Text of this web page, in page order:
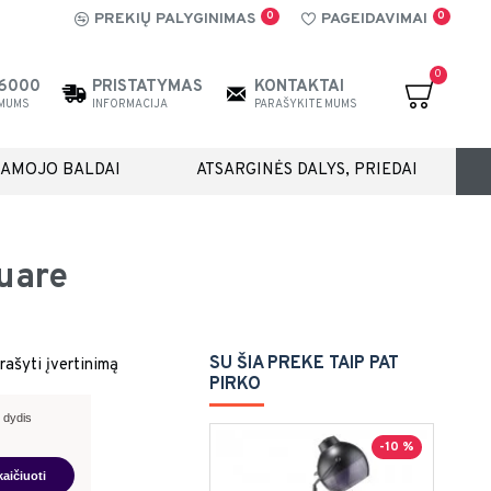
PREKIŲ PALYGINIMAS 0 PAGEIDAVIMAI 0
PRISTATYMAS
INFORMACIJA
KONTAKTAI
PARAŠYKITE MUMS
0
BALDAI ATSARGINĖS DALYS, PRIEDAI
įvertinimą
dydis
SU ŠIA PREKE TAIP PAT
PIRKO
-10 %